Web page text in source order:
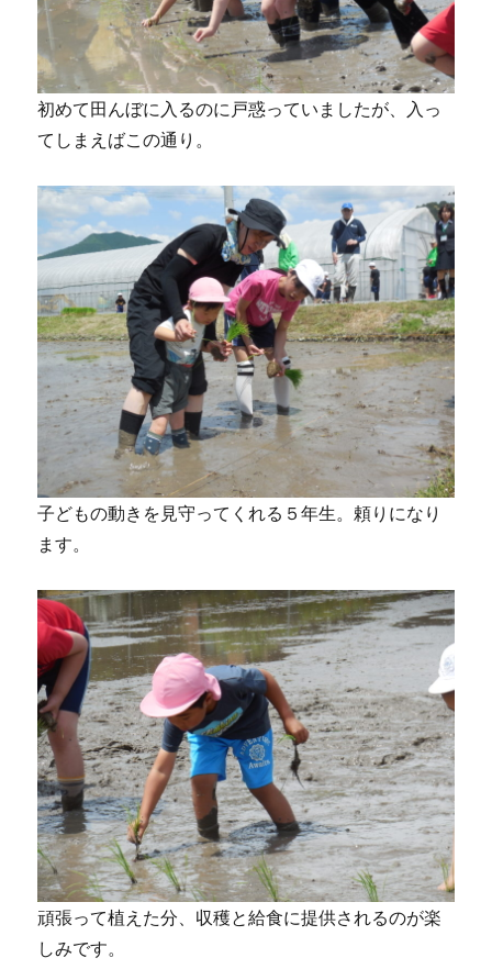
初めて田んぼに入るのに戸惑っていましたが、入っ
てしまえばこの通り。
子どもの動きを見守ってくれる５年生。頼りになり
ます。
頑張って植えた分、収穫と給食に提供されるのが楽
しみです。